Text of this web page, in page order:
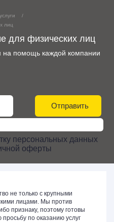
лиц
для физических лиц
помощь каждой компании
Отправить
персональных данных
оферты
не только с крупными
лицами. Мы против
признаку, поэтому готовы
по оказанию услуг